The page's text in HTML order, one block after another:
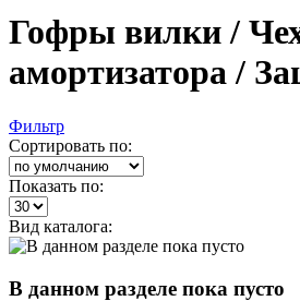
Гофры вилки /
амортизатора /
Фильтр
Сортировать по:
Показать по:
Вид каталога:
В данном разделе пока пусто